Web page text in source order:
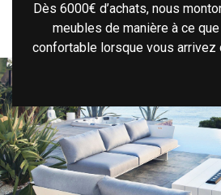
Dès 6000€ d’achats, nous
meubles de manière à ce
confortable lorsque vous arrivez